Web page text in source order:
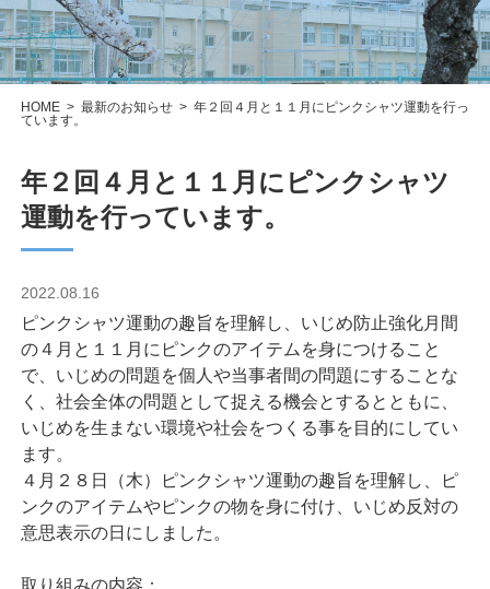
HOME > 最新のお知らせ > 年２回４月と１１月にピンクシャツ運動を行っ
ています。
年２回４月と１１月にピンクシャツ
運動を行っています。
2022.08.16
ピンクシャツ運動の趣旨を理解し、いじめ防止強化月間
の４月と１１月にピンクのアイテムを身につけること
で、いじめの問題を個人や当事者間の問題にすることな
く、社会全体の問題として捉える機会とするとともに、
いじめを生まない環境や社会をつくる事を目的にしてい
ます。
４月２８日（木）ピンクシャツ運動の趣旨を理解し、ピ
ンクのアイテムやピンクの物を身に付け、いじめ反対の
意思表示の日にしました。
取り組みの内容：